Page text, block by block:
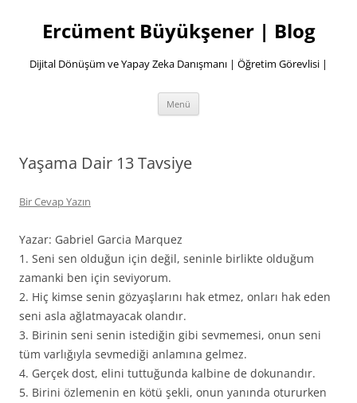
Ercüment Büyükşener | Blog
Dijital Dönüşüm ve Yapay Zeka Danışmanı | Öğretim Görevlisi |
Menü
Yaşama Dair 13 Tavsiye
Bir Cevap Yazın
Yazar: Gabriel Garcia Marquez
1. Seni sen olduğun için değil, seninle birlikte olduğum
zamanki ben için seviyorum.
2. Hiç kimse senin gözyaşlarını hak etmez, onları hak eden
seni asla ağlatmayacak olandır.
3. Birinin seni senin istediğin gibi sevmemesi, onun seni
tüm varlığıyla sevmediği anlamına gelmez.
4. Gerçek dost, elini tuttuğunda kalbine de dokunandır.
5. Birini özlemenin en kötü şekli, onun yanında otururken